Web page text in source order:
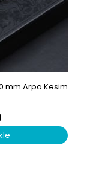
mm Arpa Kesim